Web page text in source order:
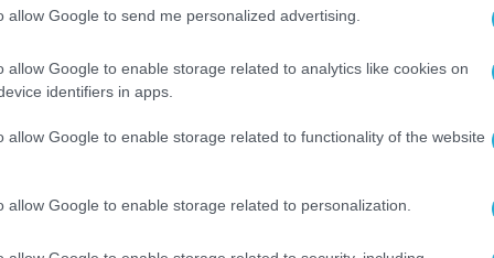
allow Google to send me personalized advertising.
allow Google to enable storage related to analytics like cookies on
identifiers in apps.
allow Google to enable storage related to functionality of the website
allow Google to enable storage related to personalization.
Σκοπιανού υπουργού Οικονομικών, ότι
επιχειρήσεις παίρνουν δάνεια από τα
την ρευστότητα στην Ελλάδα, γεγονός
κ. Στράβεσκι.
της FYROM ανέφερε ότι η Κεντρική